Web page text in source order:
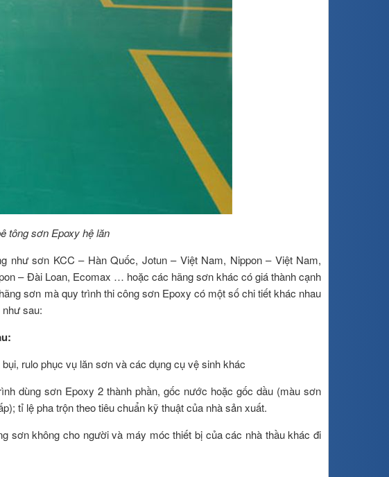
tông sơn Epoxy hệ lăn
như sơn KCC – Hàn Quốc, Jotun – Việt Nam, Nippon – Việt Nam,
– Đài Loan, Ecomax … hoặc các hãng sơn khác có giá thành cạnh
sơn mà quy trình thi công sơn Epoxy có một số chi tiết khác nhau
sau:
rulo phục vụ lăn sơn và các dụng cụ vệ sinh khác
dùng sơn Epoxy 2 thành phần, gốc nước hoặc gốc dầu (màu sơn
tỉ lệ pha trộn theo tiêu chuẩn kỹ thuật của nhà sản xuất.
không cho người và máy móc thiết bị của các nhà thầu khác đi